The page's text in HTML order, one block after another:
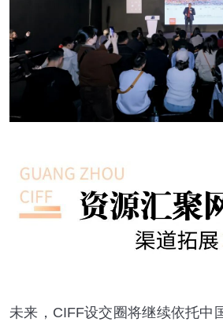
未来， CIFF设交圈将继续依托中